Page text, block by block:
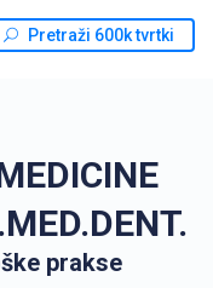
Pretraži 600k tvrtki
prakse